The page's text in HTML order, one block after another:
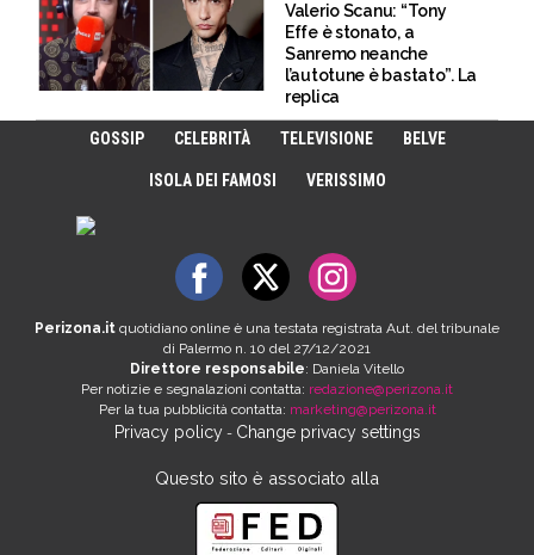
Valerio Scanu: “Tony
Effe è stonato, a
Sanremo neanche
l’autotune è bastato”. La
replica
GOSSIP CELEBRITÀ TELEVISIONE BELVE
ISOLA DEI FAMOSI VERISSIMO
Perizona.it quotidiano online è una testata registrata Aut. del tribunale
di Palermo n. 10 del 27/12/2021
Direttore responsabile: Daniela Vitello
Per notizie e segnalazioni contatta: redazione@perizona.it
Per la tua pubblicità contatta: marketing@perizona.it
Privacy policy- Change privacy settings
Questo sito è associato alla